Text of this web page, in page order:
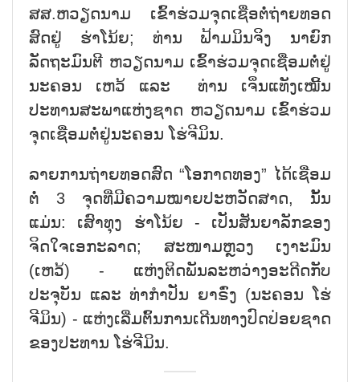
ສສ.ຫວຽດນາມ ເຂົ້າຮ່ວມຈຸດເຊື່ອຕໍ່ຖ່າຍທອດ
ສົດຢູ່ ຮ່າໂນ້ຍ; ທ່ານ ຟ້າມມິນຈິງ ນາຍົກ
ລັດຖະມົນຕີ ຫວຽດນາມ ເຂົ້າຮ່ວມຈຸດເຊື່ອມຕໍ່ຢູ່
ນະຄອນ ເຫວ້ ແລະ ທ່ານ ເຈິ່ນແທັງເໝີ້ນ
ປະທານສະພາແຫ່ງຊາດ ຫວຽດນາມ ເຂົ້າຮ່ວມ
ຈຸດເຊື່ອມຕໍ່ຢູ່ນະຄອນ ໂຮ່ຈີມິນ.
ລາຍການຖ່າຍທອດສົດ “ໂອກາດທອງ” ໄດ້ເຊື່ອມ
ຕໍ່ 3 ຈຸດທີ່ມີຄວາມໝາຍປະຫວັດສາດ, ນັ້ນ
ແມ່ນ: ເສົາທຸງ ຮ່າໂນ້ຍ - ເປັນສັນຍາລັກຂອງ
ຈິດໃຈເອກະລາດ; ສະໜາມຫຼວງ ເງາະມົນ
(ເຫວ້) - ແຫ່ງຕິດພັນລະຫວ່າງອະດີດກັບ
ປະຈຸບັນ ແລະ ທ່າກຳປັ່ນ ຍາຣົ່ງ (ນະຄອນ ໂຮ່
ຈີມິນ) - ແຫ່ງເລີ່ມຕົ້ນການເດີນທາງປົດປ່ອຍຊາດ
ຂອງປະທານ ໂຮ່ຈີມິນ.